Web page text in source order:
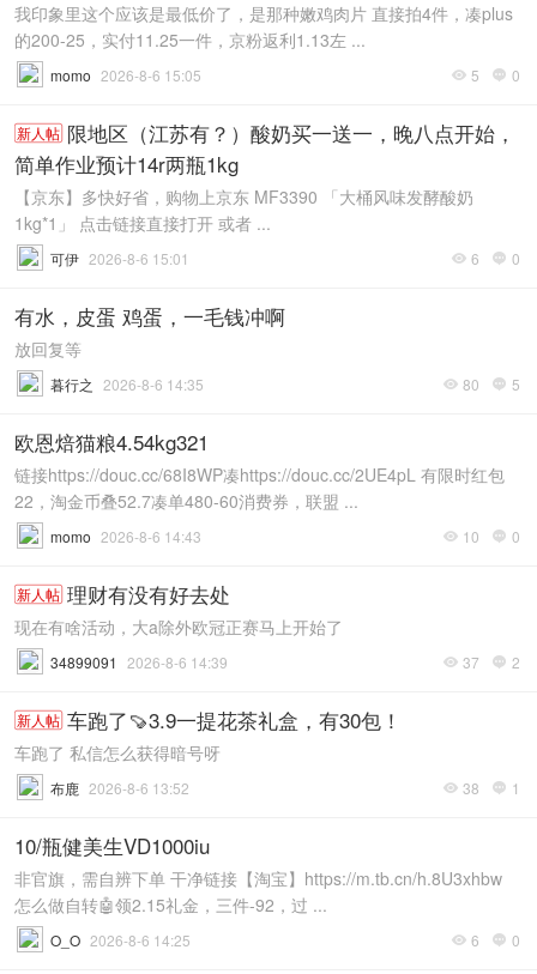
我印象里这个应该是最低价了，是那种嫩鸡肉片 直接拍4件，凑plus
的200-25，实付11.25一件，京粉返利1.13左 ...
 5  0
momo 2026-8-6 15:05
新人帖 限地区（江苏有？）酸奶买一送一，晚八点开始，
简单作业预计14r两瓶1kg
【京东】多快好省，购物上京东 MF3390 「大桶风味发酵酸奶
1kg*1」 点击链接直接打开 或者 ...
 6  0
可伊 2026-8-6 15:01
有水，皮蛋 鸡蛋，一毛钱冲啊
放回复等
 80  5
暮行之 2026-8-6 14:35
欧恩焙猫粮4.54kg321
链接https://douc.cc/68I8WP凑https://douc.cc/2UE4pL 有限时红包
22，淘金币叠52.7凑单480-60消费券，联盟 ...
 10  0
momo 2026-8-6 14:43
新人帖 理财有没有好去处
现在有啥活动，大a除外欧冠正赛马上开始了
 37  2
34899091 2026-8-6 14:39
新人帖 车跑了🍠3.9一提花茶礼盒，有30包！
车跑了 私信怎么获得暗号呀
 38  1
布鹿 2026-8-6 13:52
10/瓶健美生VD1000iu
非官旗，需自辨下单 干净链接【淘宝】https://m.tb.cn/h.8U3xhbw
怎么做自转🤖领2.15礼金，三件-92，过 ...
 6  0
O_O 2026-8-6 14:25